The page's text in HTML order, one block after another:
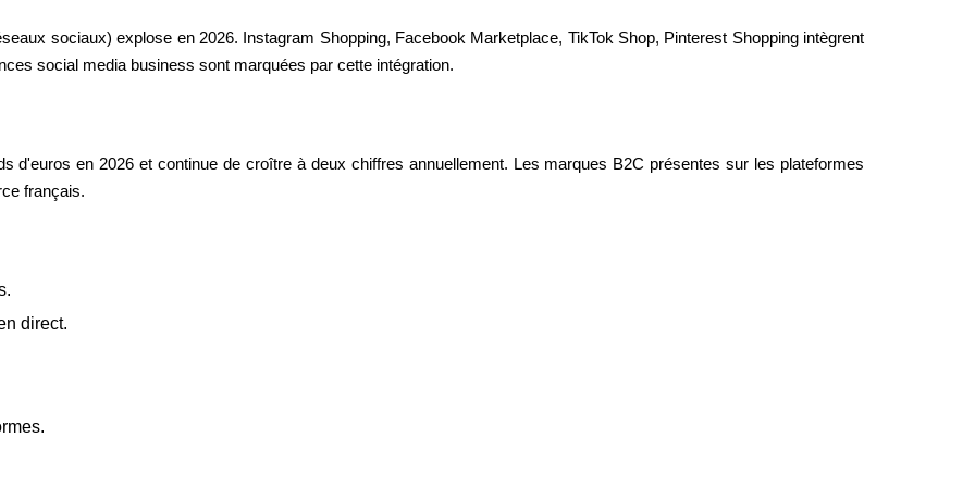
sociaux) explose en 2026. Instagram Shopping, Facebook Marketplace, TikTok Shop, Pinterest Shopping intègrent
social media business sont marquées par cette intégration.
d'euros en 2026 et continue de croître à deux chiffres annuellement. Les marques B2C présentes sur les plateformes
français.
direct.